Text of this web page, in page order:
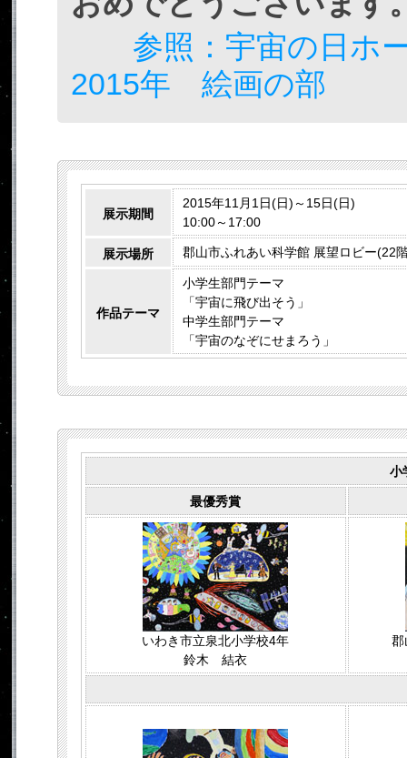
参照：宇宙の日
2015年 絵画の部
展示期間
2015年11月1日(日)～15日(日)
10:00～17:00
展示場所 郡山市ふれあい科学館 展望ロビー(22
作品テーマ
小学生部門テーマ
「宇宙に飛び出そう」
中学生部門テーマ
「宇宙のなぞにせまろう」
小
最優秀賞
いわき市立泉北小学校4年
鈴木 結衣
郡